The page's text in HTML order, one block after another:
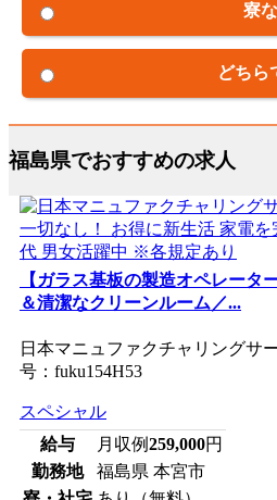
寮
どちら
福島県でおすすめの求人
【ガラス基板の製造オペレータ
＆清潔なクリーンルーム／...
日本マニュファクチャリング
号：fuku154H53
スペシャル
給与
月収例259,000円
勤務地
福島県 本宮市